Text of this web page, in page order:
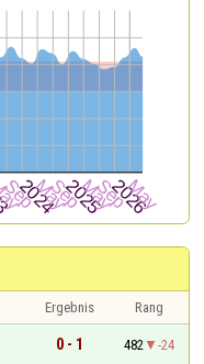
Ergebnis
Rang
0 - 1 482
-24